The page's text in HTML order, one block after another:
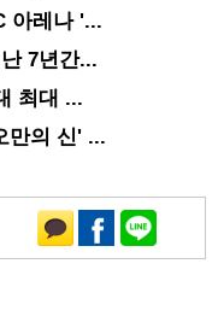
아레나 '...
7년간...
최대 ...
만의 신' ...